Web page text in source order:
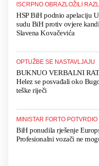
ISCRPNO OBRAZLOŽILI
HSP BiH podnio apelaciju
sudu BiH protiv ovjere
Slavena Kovačevića
OPTUŽBE SE NASTAVLJAJU
BUKNUO VERBALNI
Helez se posvađali oko
teške riječi
MINISTAR FORTO POTVRDIO
BiH ponudila rješenje
Profesionalni vozači ne